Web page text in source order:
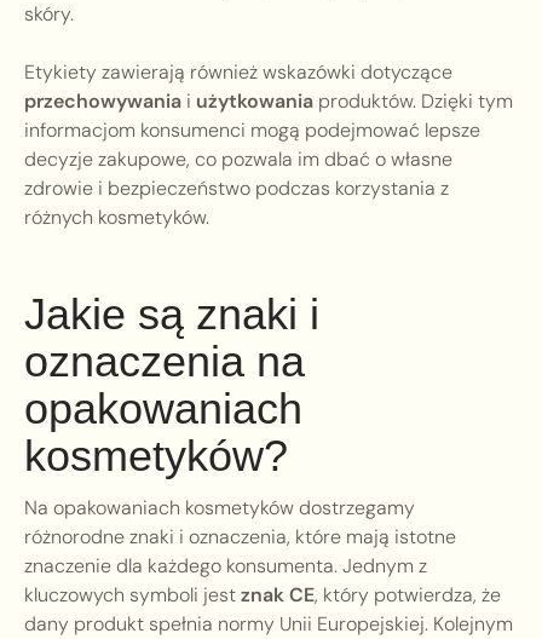
skóry.
Etykiety zawierają również wskazówki dotyczące
przechowywania i użytkowania produktów. Dzięki tym
informacjom konsumenci mogą podejmować lepsze
decyzje zakupowe, co pozwala im dbać o własne
zdrowie i bezpieczeństwo podczas korzystania z
różnych kosmetyków.
Jakie są znaki i
oznaczenia na
opakowaniach
kosmetyków?
Na opakowaniach kosmetyków dostrzegamy
różnorodne znaki i oznaczenia, które mają istotne
znaczenie dla każdego konsumenta. Jednym z
kluczowych symboli jestznak CE, który potwierdza, że
dany produkt spełnia normy Unii Europejskiej. Kolejnym